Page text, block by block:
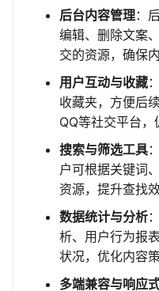
后台内容管理：
编辑、删除文案
交的资源，确保
用户互动与收藏
收藏夹，方便后
QQ等社交平台，
搜索与筛选工具
户可根据关键词
资源，提升查找
数据统计与分析
析、用户行为报
状况，优化内容
多端兼容与响应